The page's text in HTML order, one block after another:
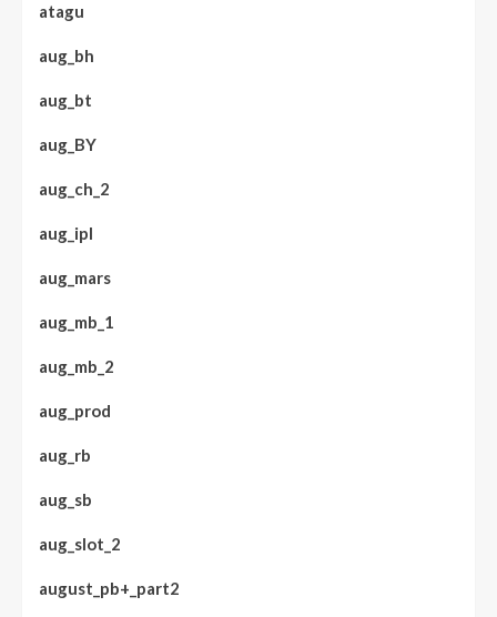
atagu
aug_bh
aug_bt
aug_BY
aug_ch_2
aug_ipl
aug_mars
aug_mb_1
aug_mb_2
aug_prod
aug_rb
aug_sb
aug_slot_2
august_pb+_part2